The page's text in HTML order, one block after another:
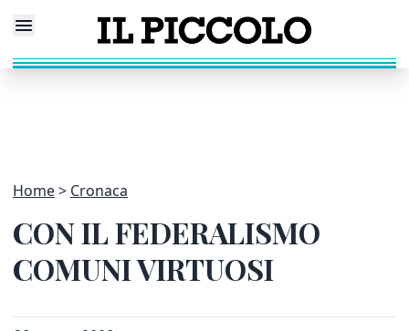
Home Cronaca
CON IL FEDERALISMO
COMUNI VIRTUOSI